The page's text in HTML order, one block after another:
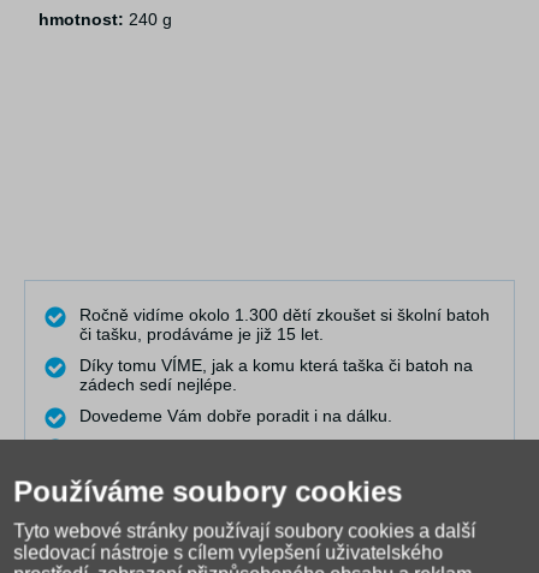
hmotnost: 240 g
Ročně vidíme okolo 1.300 dětí zkoušet si školní batoh
či tašku, prodáváme je již 15 let.
Díky tomu VÍME, jak a komu která taška či batoh na
zádech sedí nejlépe.
Dovedeme Vám dobře poradit i na dálku.
Máme nejširší výběr online a spolupracujeme s 25
výrobci.
Točíme videa, která Vám pomáhají při výběru a
rozhodování.
Používáme soubory cookies
Tyto webové stránky používají soubory cookies a další
sledovací nástroje s cílem vylepšení uživatelského